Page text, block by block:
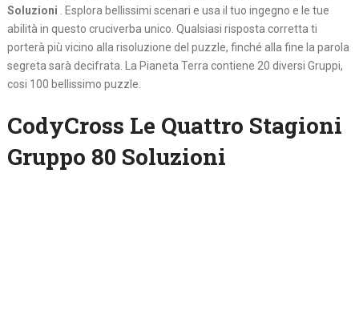
Soluzioni . Esplora bellissimi scenari e usa il tuo ingegno e le tue
abilità in questo cruciverba unico. Qualsiasi risposta corretta ti
porterà più vicino alla risoluzione del puzzle, finché alla fine la parola
segreta sarà decifrata. La Pianeta Terra contiene 20 diversi Gruppi,
cosi 100 bellissimo puzzle.
CodyCross Le Quattro Stagioni
Gruppo 80 Soluzioni